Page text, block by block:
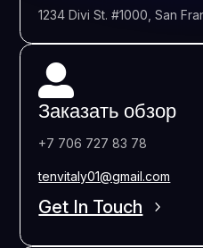
1234 Divi St. #1000, San

Заказать обзор
+7 706 727 83 78
tenvitaly01@gmail.com
Get In Touch